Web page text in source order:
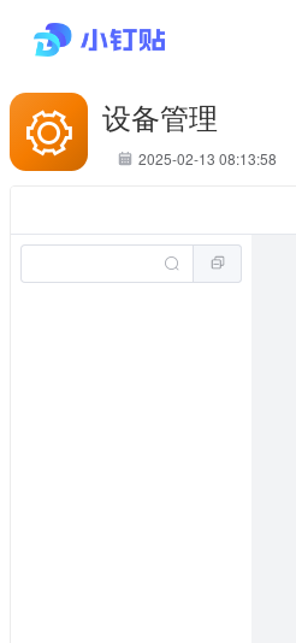
设备管理
2025-02-13 08:13:58